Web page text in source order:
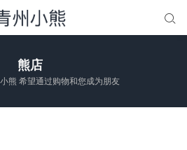

熊店
熊 希望通过购物和您成为朋友